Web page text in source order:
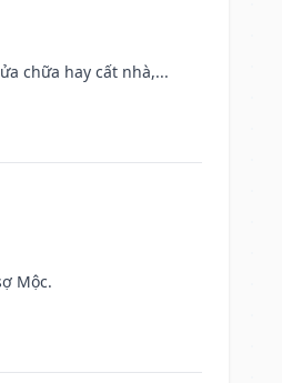
chữa hay cất nhà,...
Mộc.